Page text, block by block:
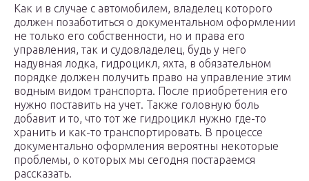
Как и в случае с автомобилем, владелец которого
должен позаботиться о документальном оформлении
не только его собственности, но и права его
управления, так и судовладелец, будь у него
надувная лодка, гидроцикл, яхта, в обязательном
порядке должен получить право на управление этим
водным видом транспорта. После приобретения его
нужно поставить на учет. Также головную боль
добавит и то, что тот же гидроцикл нужно где-то
хранить и как-то транспортировать. В процессе
документально оформления вероятны некоторые
проблемы, о которых мы сегодня постараемся
рассказать.